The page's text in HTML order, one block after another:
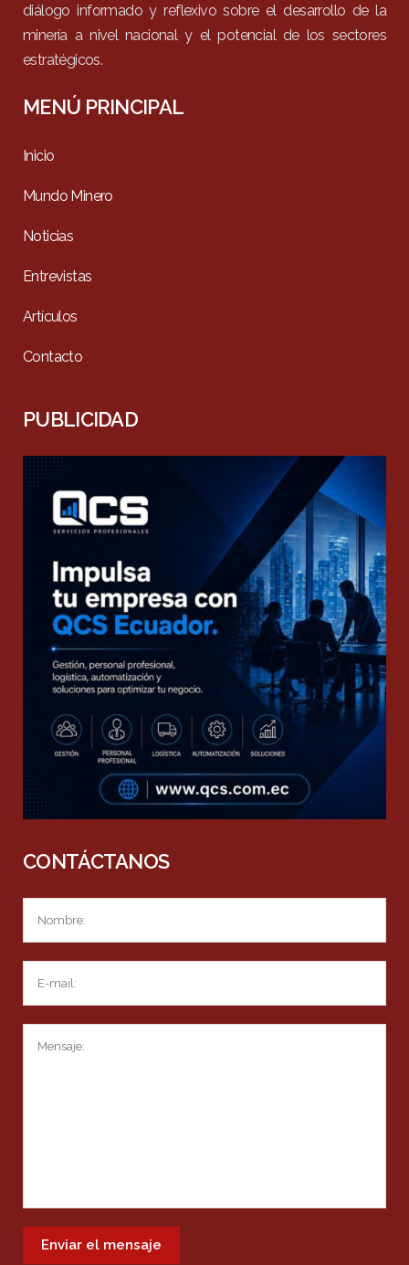
diálogo informado y reflexivo sobre el desarrollo de la
minería a nivel nacional y el potencial de los sectores
estratégicos.
MENÚ PRINCIPAL
Inicio
Mundo Minero
Noticias
Entrevistas
Artículos
Contacto
PUBLICIDAD
CONTÁCTANOS